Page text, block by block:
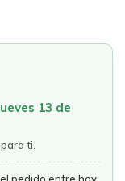
13 de
ti.